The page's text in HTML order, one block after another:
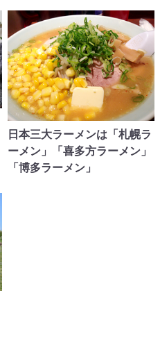
日本三大ラーメンは「札幌ラ
ーメン」「喜多方ラーメン」
「博多ラーメン」